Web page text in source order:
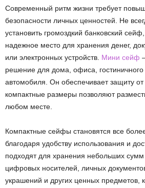
Современный ритм жизни требует
безопасности личных ценностей. Не
установить громоздкий банковский
надежное место для хранения денег,
или электронных устройств. Мини сейф
решение для дома, офиса,
автомобиля. Он обеспечивает защиту от
компактные размеры позволяют
любом месте.
Компактные сейфы становятся все
благодаря удобству использования и
подходят для хранения небольших
цифровых носителей, личных
украшений и других ценных предметов,